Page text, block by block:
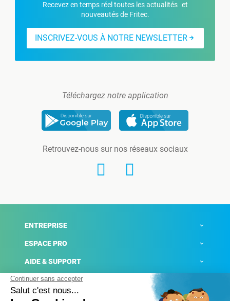
Recevez en temps réel toutes les actualités et
nouveautés de Fritec.
INSCRIVEZ-VOUS À NOTRE NEWSLETTER
Téléchargez notre application
Retrouvez-nous sur nos réseaux sociaux
ENTREPRISE
ESPACE PRO
AIDE & SUPPORT
ACTUALITÉS